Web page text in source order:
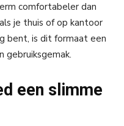
comfortabeler dan
je thuis of op kantoor
bent, is dit formaat een
gebruiksgemak.
een slimme